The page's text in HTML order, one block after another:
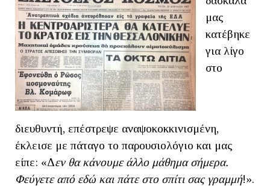
μας
κατέβηκε
για λίγο
στο
διευθυντή, επέστρεψε αναψοκοκκινισμένη,
έκλεισε με πάταγο το παρουσιολόγιο και μας
είπε: «Δεν θα κάνουμε άλλο μάθημα σήμερα.
Φεύγετε από εδώ και πάτε στο σπίτι σας γραμμή!».